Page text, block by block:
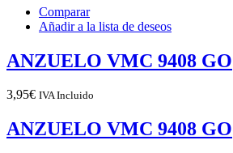
Comparar
Añadir a la lista de deseos
ANZUELO VMC 9408 GO
3,95€ IVA Incluido
ANZUELO VMC 9408 GO